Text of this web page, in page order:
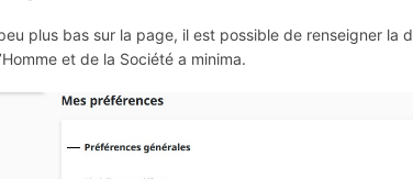
plus bas sur la page, il est possible de renseigner la
et de la Société a minima.